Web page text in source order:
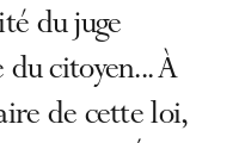
du juge
du citoyen... À
de cette loi,